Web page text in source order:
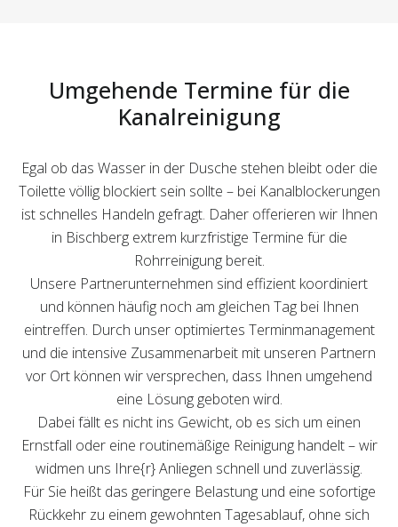
Umgehende Termine für die
Kanalreinigung
Egal ob das Wasser in der Dusche stehen bleibt oder die
Toilette völlig blockiert sein sollte – bei Kanalblockerungen
ist schnelles Handeln gefragt. Daher offerieren wir Ihnen
in Bischberg extrem kurzfristige Termine für die
Rohrreinigung bereit.
Unsere Partnerunternehmen sind effizient koordiniert
und können häufig noch am gleichen Tag bei Ihnen
eintreffen. Durch unser optimiertes Terminmanagement
und die intensive Zusammenarbeit mit unseren Partnern
vor Ort können wir versprechen, dass Ihnen umgehend
eine Lösung geboten wird.
Dabei fällt es nicht ins Gewicht, ob es sich um einen
Ernstfall oder eine routinemäßige Reinigung handelt – wir
widmen uns Ihre{r} Anliegen schnell und zuverlässig.
Für Sie heißt das geringere Belastung und eine sofortige
Rückkehr zu einem gewohnten Tagesablauf, ohne sich